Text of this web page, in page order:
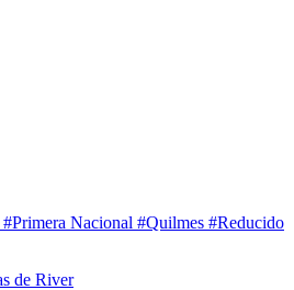
#Primera Nacional #Quilmes #Reducido
de River